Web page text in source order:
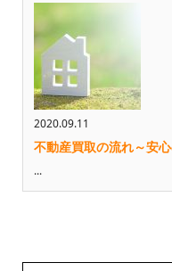
2020.09.11
不動産買取の流れ～安
...